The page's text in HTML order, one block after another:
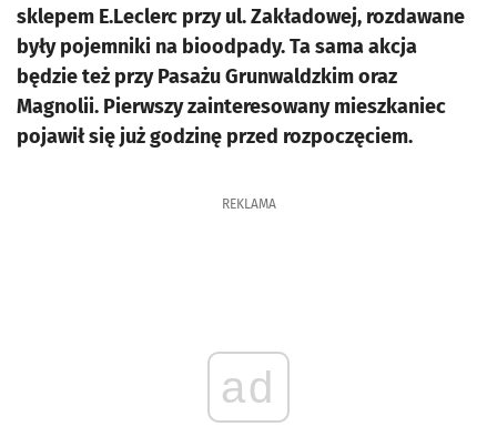
sklepem E.Leclerc przy ul. Zakładowej, rozdawane
były pojemniki na bioodpady. Ta sama akcja
będzie też przy Pasażu Grunwaldzkim oraz
Magnolii. Pierwszy zainteresowany mieszkaniec
pojawił się już godzinę przed rozpoczęciem.
REKLAMA
ad